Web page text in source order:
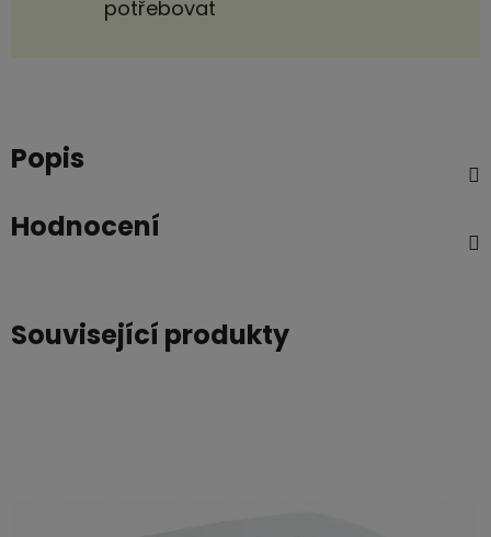
potřebovat
Popis
Hodnocení
Související produkty